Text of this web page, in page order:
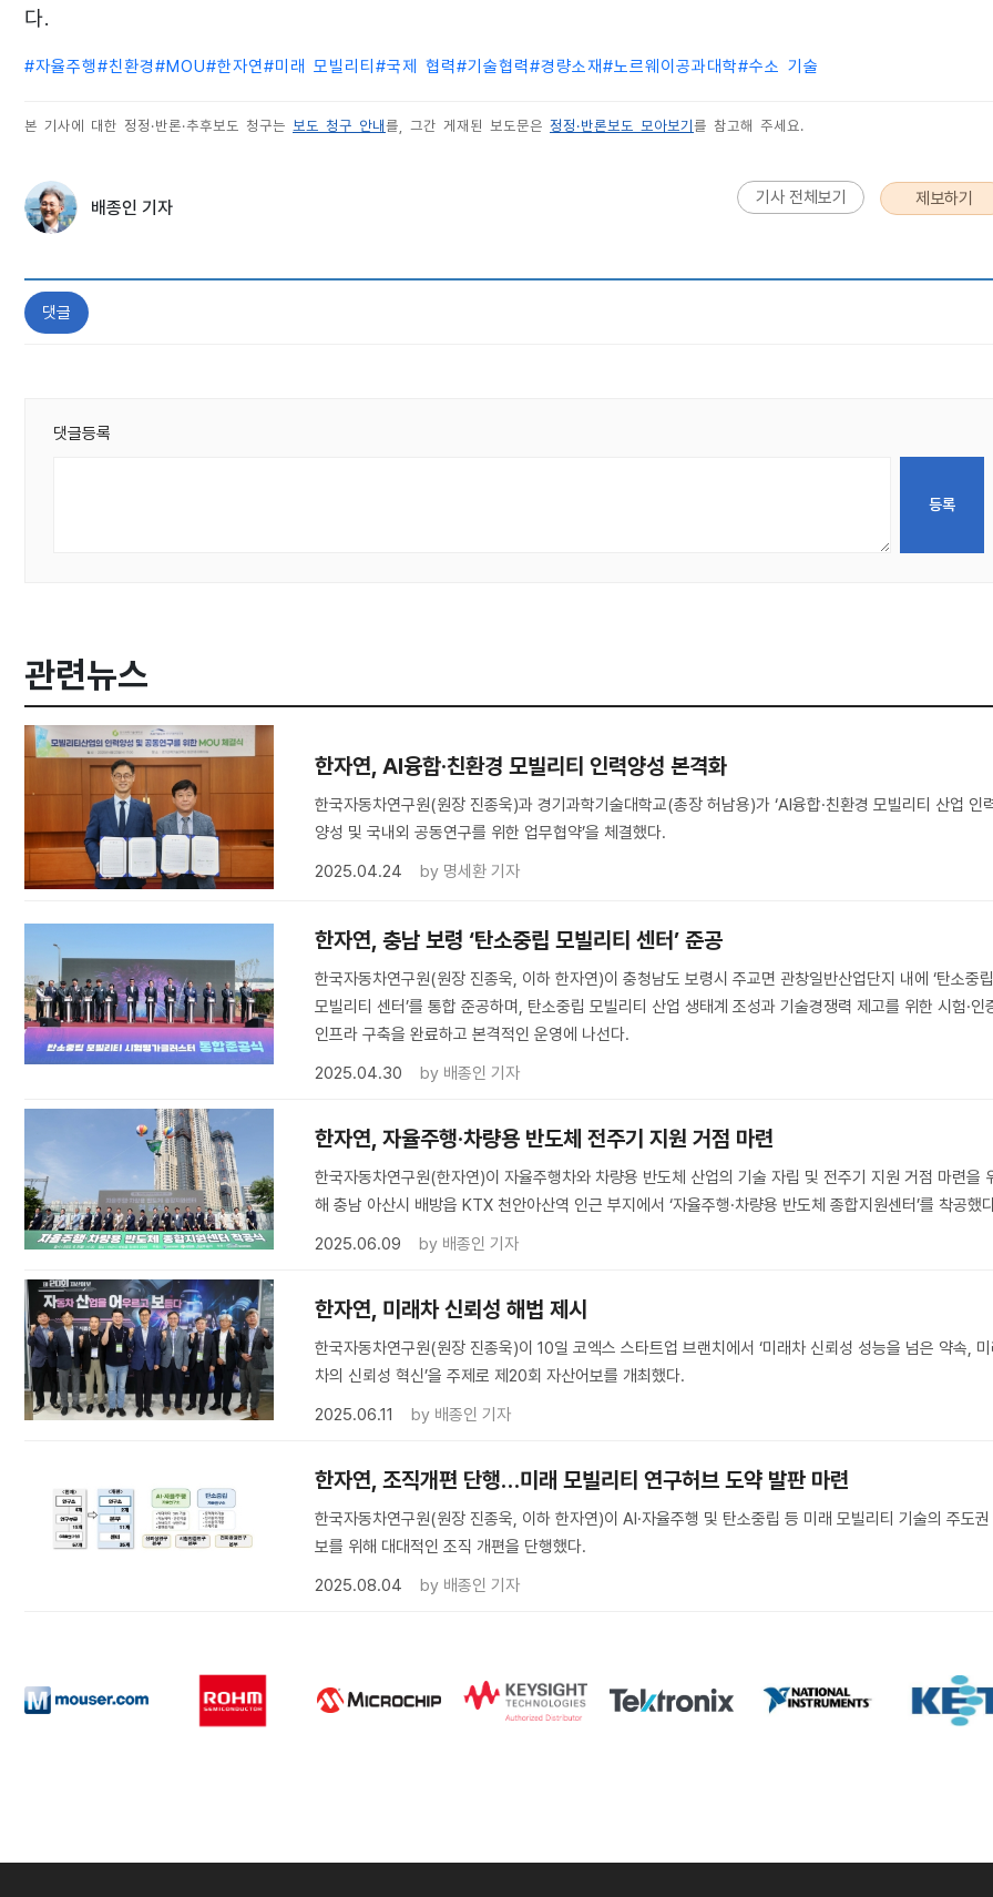
다.
#자율주행#친환경#MOU#한자연#미래 모빌리티 #국제 협력#기술협력#경량소재#노르웨이공과대학#수소 기술
본 기사에 대한 정정·반론·추후보도 청구는 보도 청구 안내 를, 그간 게재된 보도문은 정정·반론보도 모아보기 를 참고해 주세요.
배종인 기자 기사 전체보기 제보하기
댓글
댓글등록
관련뉴스
한자연, AI융합·친환경 모빌리티 인력양성 본격화
한국자동차연구원(원장 진종욱)과 경기과학기술대학교(총장 허남용)가 ‘AI융합·친환경 모빌리티 산업 인
양성 및 국내외 공동연구를 위한 업무협약’을 체결했다.
2025.04.24
by 명세환 기자
한자연, 충남 보령 ‘탄소중립 모빌리티 센터’ 준공
한국자동차연구원(원장 진종욱, 이하 한자연)이 충청남도 보령시 주교면 관창일반산업단지 내에 ‘탄소중
모빌리티 센터’를 통합 준공하며, 탄소중립 모빌리티 산업 생태계 조성과 기술경쟁력 제고를 위한 시험·인
인프라 구축을 완료하고 본격적인 운영에 나선다.
2025.04.30
by 배종인 기자
한자연, 자율주행·차량용 반도체 전주기 지원 거점 마련
한국자동차연구원(한자연)이 자율주행차와 차량용 반도체 산업의 기술 자립 및 전주기 지원 거점 마련을
해 충남 아산시 배방읍 KTX 천안아산역 인근 부지에서 ‘자율주행·차량용 반도체 종합지원센터’를 착공했
2025.06.09
by 배종인 기자
한자연, 미래차 신뢰성 해법 제시
한국자동차연구원(원장 진종욱)이 10일 코엑스 스타트업 브랜치에서 ‘미래차 신뢰성 성능을 넘은 약속,
차의 신뢰성 혁신’을 주제로 제20회 자산어보를 개최했다.
2025.06.11
by 배종인 기자
한자연, 조직개편 단행…미래 모빌리티 연구허브 도약 발판 마련
한국자동차연구원(원장 진종욱, 이하 한자연)이 AI·자율주행 및 탄소중립 등 미래 모빌리티 기술의 주도
보를 위해 대대적인 조직 개편을 단행했다.
2025.08.04
by 배종인 기자